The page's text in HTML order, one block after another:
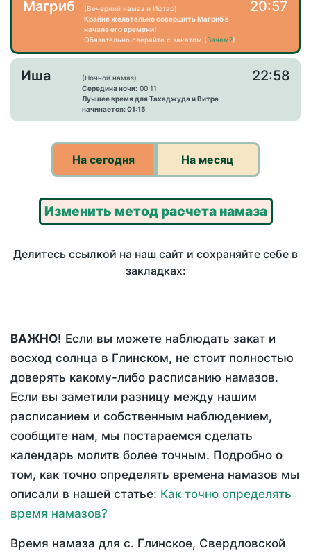
Магриб
(Вечерний намаз и Ифтар)
Крайне желательно совершить Магриб в
начале его времени!
Обязательно сверяйте с закатом (Зачем?)
20:57
Иша
(Ночной намаз)
Середина ночи: 00:11
Лучшее время для Тахаджуда и Витра
начинается: 01:15
22:58
На сегодня На месяц
Изменить метод расчета намаза
Делитесь ссылкой на наш сайт и сохраняйте себе в
закладках:
ВАЖНО! Если вы можете наблюдать закат и
восход солнца в Глинском, не стоит полностью
доверять какому-либо расписанию намазов.
Если вы заметили разницу между нашим
расписанием и собственным наблюдением,
сообщите нам, мы постараемся сделать
календарь молитв более точным. Подробно о
том, как точно определять времена намазов мы
описали в нашей статье: Как точно определять
время намазов?
Время намаза для с. Глинское, Свердловской